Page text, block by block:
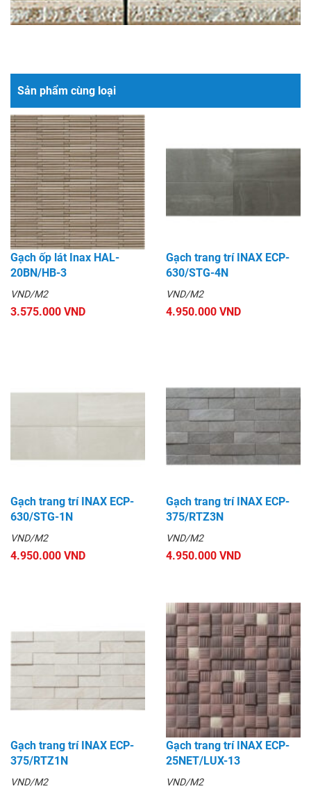
Sản phẩm cùng loại
Gạch ốp lát Inax HAL-
20BN/HB-3
VND/M2
3.575.000 VND
Gạch trang trí INAX ECP-
630/STG-4N
VND/M2
4.950.000 VND
Gạch trang trí INAX ECP-
630/STG-1N
VND/M2
4.950.000 VND
Gạch trang trí INAX ECP-
375/RTZ3N
VND/M2
4.950.000 VND
Gạch trang trí INAX ECP-
375/RTZ1N
VND/M2
Gạch trang trí INAX ECP-
25NET/LUX-13
VND/M2